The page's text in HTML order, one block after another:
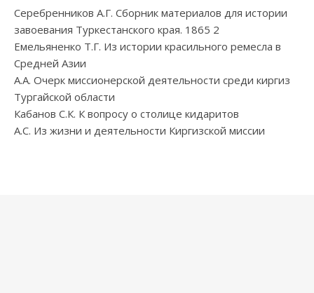
Серебренников А.Г. Сборник материалов для истории
завоевания Туркестанского края. 1865 2
Емельяненко Т.Г. Из истории красильного ремесла в
Средней Азии
А.А. Очерк миссионерской деятельности среди киргиз
Тургайской области
Кабанов С.К. К вопросу о столице кидаритов
А.С. Из жизни и деятельности Киргизской миссии